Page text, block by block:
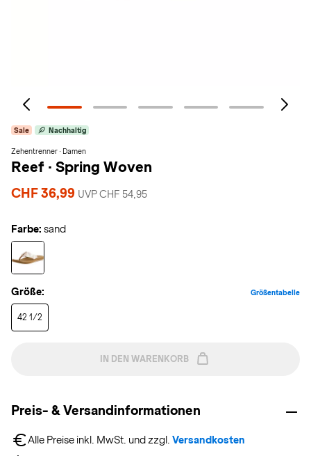
Sale Nachhaltig
Zehentrenner · Damen
Reef · Spring Woven
CHF 36,99 UVP CHF 54,95
Farbe: sand
Größe: Größentabelle
42 1/2
IN DEN WARENKORB
Preis- & Versandinformationen
Alle Preise inkl. MwSt. und zzgl. Versandkosten